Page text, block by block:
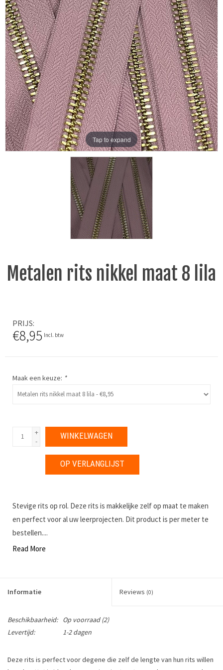
Aanbiedingen
Merken
Tap to expand
Metalen rits nikkel maat 8 lila
PRIJS
€8,95 Incl. btw
Maak een keuze: *
+
-
WINKELWAGEN
OP VERLANGLIJST
Stevige rits op rol. Deze rits is makkelijke zelf op maat te maken
en perfect voor al uw leerprojecten. Dit product is per meter te
bestellen....
Read More
Informatie Reviews (0)
Beschikbaarheid: Op voorraad(2)
Levertijd:
1-2 dagen
Deze rits is perfect voor degene die zelf de lengte van hun rits willen